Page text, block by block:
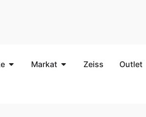
Markat Zeiss Outlet